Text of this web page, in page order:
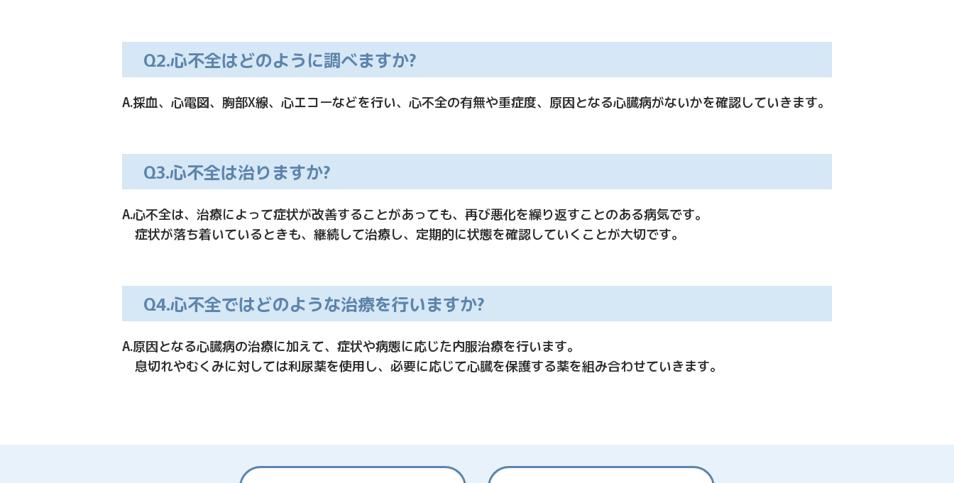
Q2.心不全はどのように調べますか?
A.採血、心電図、胸部X線、心エコーなどを行い、心不全の有無や重症度、原因となる心臓病がないかを確認していきます。
Q3.心不全は治りますか?
A.心不全は、治療によって症状が改善することがあっても、再び悪化を繰り返すことのある病気です。
症状が落ち着いているときも、継続して治療し、定期的に状態を確認していくことが大切です。
Q4.心不全ではどのような治療を行いますか?
A.原因となる心臓病の治療に加えて、症状や病態に応じた内服治療を行います。
息切れやむくみに対しては利尿薬を使用し、必要に応じて心臓を保護する薬を組み合わせていきます。